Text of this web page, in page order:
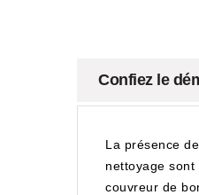
Confiez le
La présence
nettoyage
couvreur de